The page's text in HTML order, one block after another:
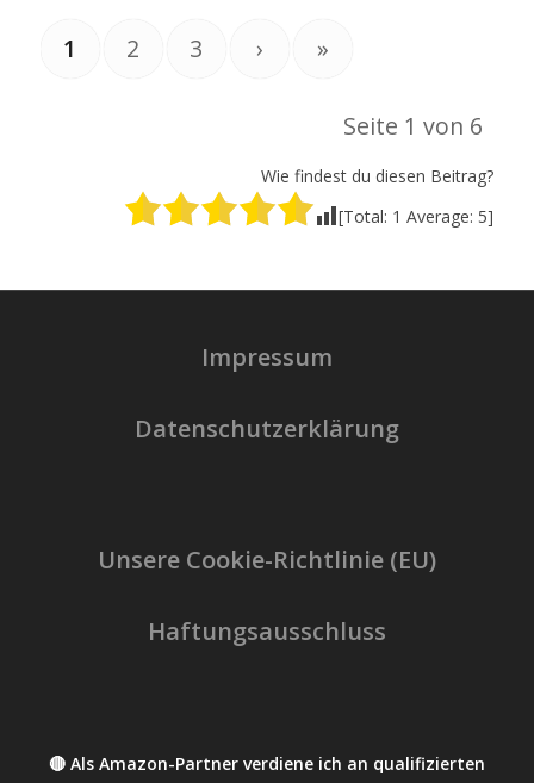
Seite 1 von 6
1 2 3 › »
Wie findest du diesen Beitrag?
[Total: 1 Average: 5]
Impressum
Datenschutzerklärung
Unsere Cookie-Richtlinie (EU)
Haftungsausschluss
🔴 Als Amazon-Partner verdiene ich an qualifizierten